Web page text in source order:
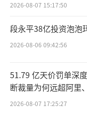
2026-08-07 15:17:50
段永平38亿投资泡泡
2026-08-06 09:42:56
51.79 亿天价罚单深
断裁量为何远超阿里
2026-08-07 17:25:27